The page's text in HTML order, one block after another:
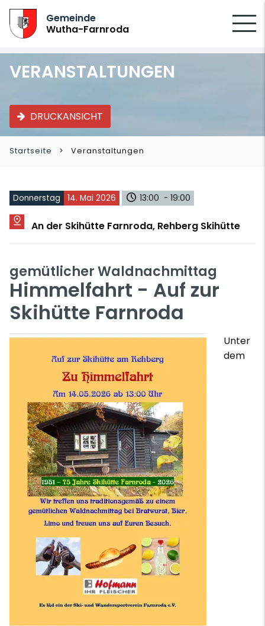
Gemeinde
Wutha-Farnroda
VERANSTALTUNGEN
DRUCKANSICHT
Startseite Veranstaltungen
Donnerstag 14. Mai 2026 13:00 - 19:00
An der Skihütte Farnroda, Rehberg Skihütte
gemütlicher Waldnachmittag
Himmelfahrt - Auf zur
Skihütte Farnroda
Unter
dem